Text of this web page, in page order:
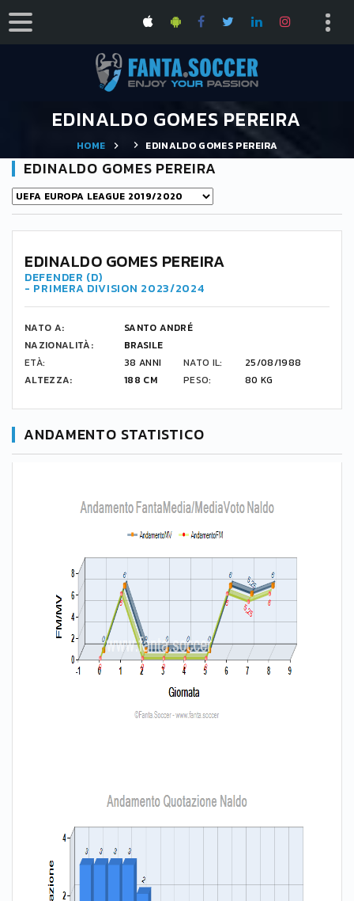
EDINALDO GOMES PEREIRA
HOME EDINALDO GOMES PEREIRA
EDINALDO GOMES PEREIRA
EDINALDO GOMES PEREIRA
DEFENDER (D)
- PRIMERA DIVISION 2023/2024
NATO A:
SANTO ANDRÉ
NAZIONALITÀ:
BRASILE
ETÀ:
38 ANNI NATO IL:
25/08/1988
ALTEZZA:
188 CM PESO: 80 KG
ANDAMENTO STATISTICO